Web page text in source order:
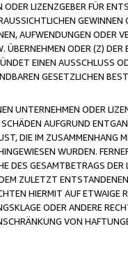
LIZENZGEBER FÜR
AUFWENDUNGEN ODER
ÜBERNEHMEN ODER (Z)
EINEN AUSSCHLUSS
GESETZLICHEN
UNTERNEHMEN ODER
AUFGRUND
DIE IM ZUSAMMENHANG
WURDEN.
DES GESAMTBETRAGS
ZULETZT
HIERMIT AUF
ODER ANDERE
VON